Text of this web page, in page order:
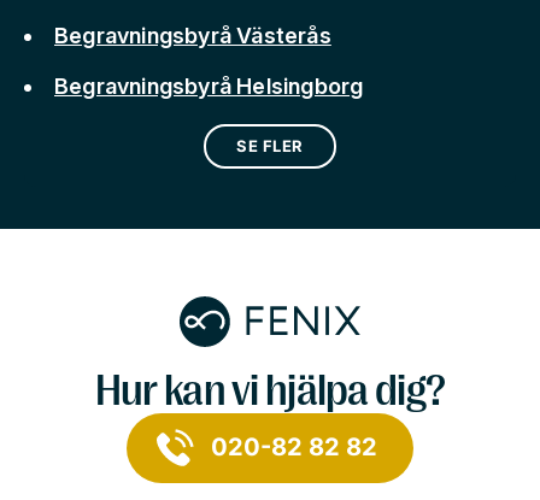
Begravningsbyrå Västerås
Begravningsbyrå Helsingborg
SE FLER
Hur kan vi hjälpa dig?
020-82 82 82